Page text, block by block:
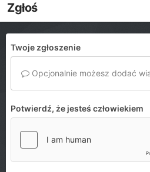
Zgłoś
Twoje zgłoszenie
Opcjonalnie możesz dodać
Potwierdź, że jesteś człowiekiem